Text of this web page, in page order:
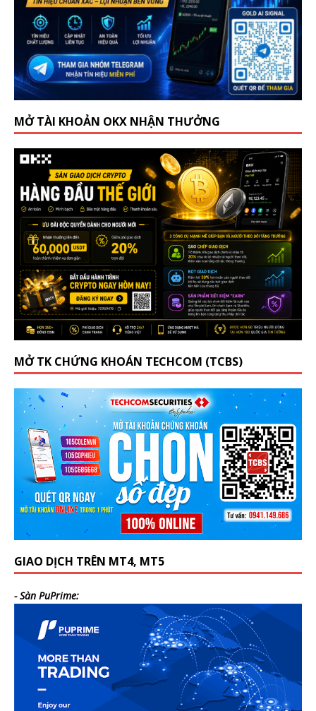
MỞ TÀI KHOẢN OKX NHẬN THƯỞNG
MỞ TK CHỨNG KHOÁN TECHCOM (TCBS)
GIAO DỊCH TRÊN MT4, MT5
- Sàn PuPrime: